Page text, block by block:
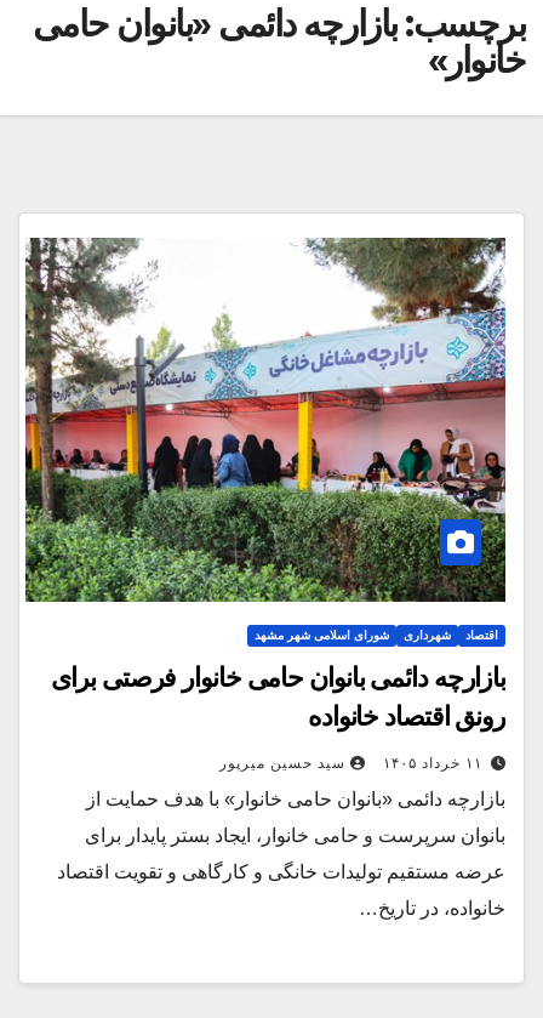
برچسب:بازارچه دائمی «بانوان حامی
خانوار»
اقتصاد شهرداری شورای اسلامی شهر مشهد
بازارچه دائمی بانوان حامی خانوار فرصتی برای
رونق اقتصاد خانواده
۱۱ خرداد ۱۴۰۵ سید حسین میرپور
بازارچه دائمی «بانوان حامی خانوار» با هدف حمایت از
بانوان سرپرست و حامی خانوار، ایجاد بستر پایدار برای
عرضه مستقیم تولیدات خانگی و کارگاهی و تقویت اقتصاد
خانواده، در تاریخ…